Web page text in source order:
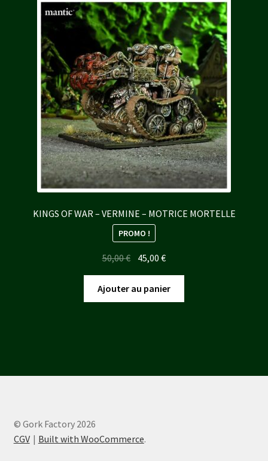
KINGS OF WAR – VERMINE – MOTRICE MORTELLE
PROMO !
50,00€ Le
initial
était :
45,00€Le
actuel
est :
Ajouter au panier
© Gork Factory 2026
CGV
Built with WooCommerce.